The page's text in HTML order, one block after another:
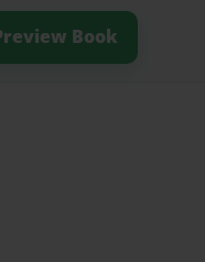
Book